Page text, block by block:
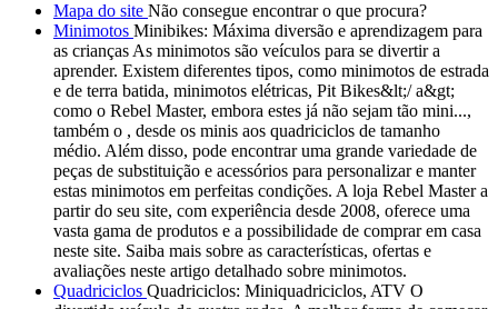
Mapa do site Não consegue encontrar o que procura?
Minimotos Minibikes: Máxima diversão e aprendizagem para
as crianças As minimotos são veículos para se divertir a
aprender. Existem diferentes tipos, como minimotos de estrada
e de terra batida, minimotos elétricas, Pit Bikes&lt;/ a&gt;
como o Rebel Master, embora estes já não sejam tão mini...,
também o , desde os minis aos quadriciclos de tamanho
médio. Além disso, pode encontrar uma grande variedade de
peças de substituição e acessórios para personalizar e manter
estas minimotos em perfeitas condições. A loja Rebel Master a
partir do seu site, com experiência desde 2008, oferece uma
vasta gama de produtos e a possibilidade de comprar em casa
neste site. Saiba mais sobre as características, ofertas e
avaliações neste artigo detalhado sobre minimotos.
Quadriciclos Quadriciclos: Miniquadriciclos, ATV O